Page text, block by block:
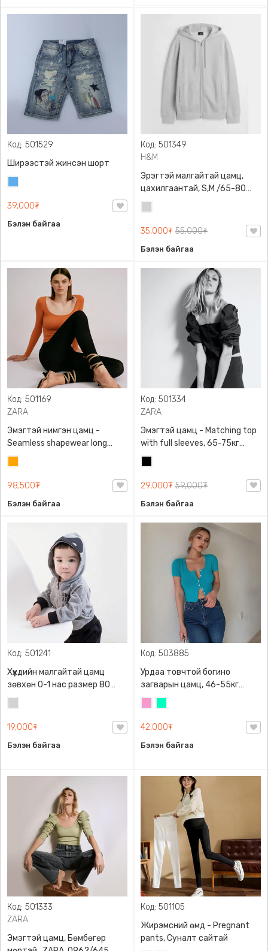
Код: 501529
Ширээстэй жинсэн шорт
39,000₮
Бэлэн байгаа
Код: 501349
H&M
Эрэгтэй малгайтай цамц,
цахилгаантай, S,M /65-80
кг/, H&M, 0852614006,
Даавуу
35,000₮ 55,000₮
Бэлэн байгаа
Код: 501169
ZARA
Эмэгтэй нимгэн цамц -
Seamless shapewear long
sleeve t-shirt, 40-60кг жинд
таарна, ZARA, 8779/458/615,
Урт ханцуйтай
98,500₮
Бэлэн байгаа
Код: 501334
ZARA
Эмэгтэй цамц - Matching top
with full sleeves, 65-75кг
жинд таарна, ZARA,
0962/642/800, Задгай
энгэртэй, Урт ханцуйтай,
29,000₮ 59,000₮
Бэлэн байгаа
Код: 501241
Хүүхдийн малгайтай цамц
зөвхөн 0-1 нас размер 80
сонголттой
19,000₮
Бэлэн байгаа
Код: 503885
Урдаа товчтой богино
загварын цамц, 46-55кг
жинд таарна
42,000₮
Бэлэн байгаа
Код: 501333
ZARA
Эмэгтэй цамц, Бөмбөгөр
Код: 501105
Жирэмсний өмд - Pregnant
pants, Суналт сайтай